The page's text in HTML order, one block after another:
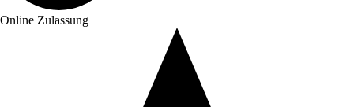
Online Zulassung